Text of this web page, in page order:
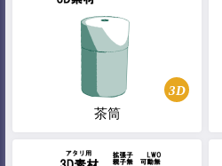
3D
茶筒